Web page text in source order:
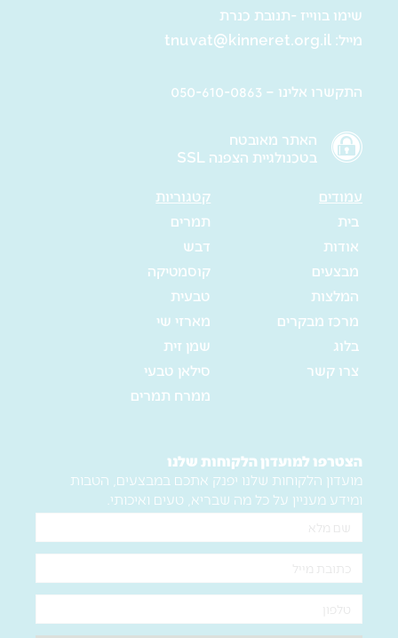
שימו בווייז -תנובת כנרת
מייל: tnuvat@kinneret.org.il
התקשרו אלינו – 050-610-0863
האתר מאובטח
בטכנולגיית הצפנה SSL
עמודים
בית
אודות
מבצעים
המלצות
מרכז מבקרים
בלוג
צרו קשר
קטגוריות
תמרים
דבש
קוסמטיקה
טבעית
מארזי שי
שמן זית
סילאן טבעי
ממרח תמרים
הצטרפו למועדון הלקוחות שלנו
מועדון הלקוחות שלנו יפנק אתכם במבצעים, הטבות
ומידע מעניין על כל מה שבריא, טעים ואיכותי.
שם
מלא
אימייל
טלפון